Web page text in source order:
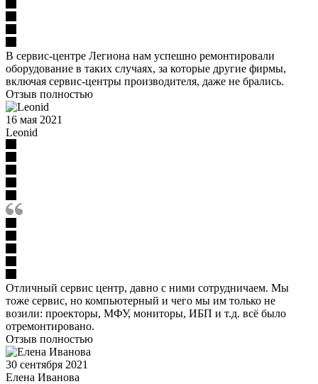
В сервис-центре Легиона нам успешно ремонтировали
оборудование в таких случаях, за которые другие фирмы,
включая сервис-центры производителя, даже не брались.
Отзыв полностью
16 мая 2021
Leonid
Отличный сервис центр, давно с ними сотрудничаем. Мы
тоже сервис, но компьютерный и чего мы им только не
возили: проекторы, МФУ, мониторы, ИБП и т.д. всё было
отремонтировано.
Отзыв полностью
30 сентября 2021
Елена Иванова